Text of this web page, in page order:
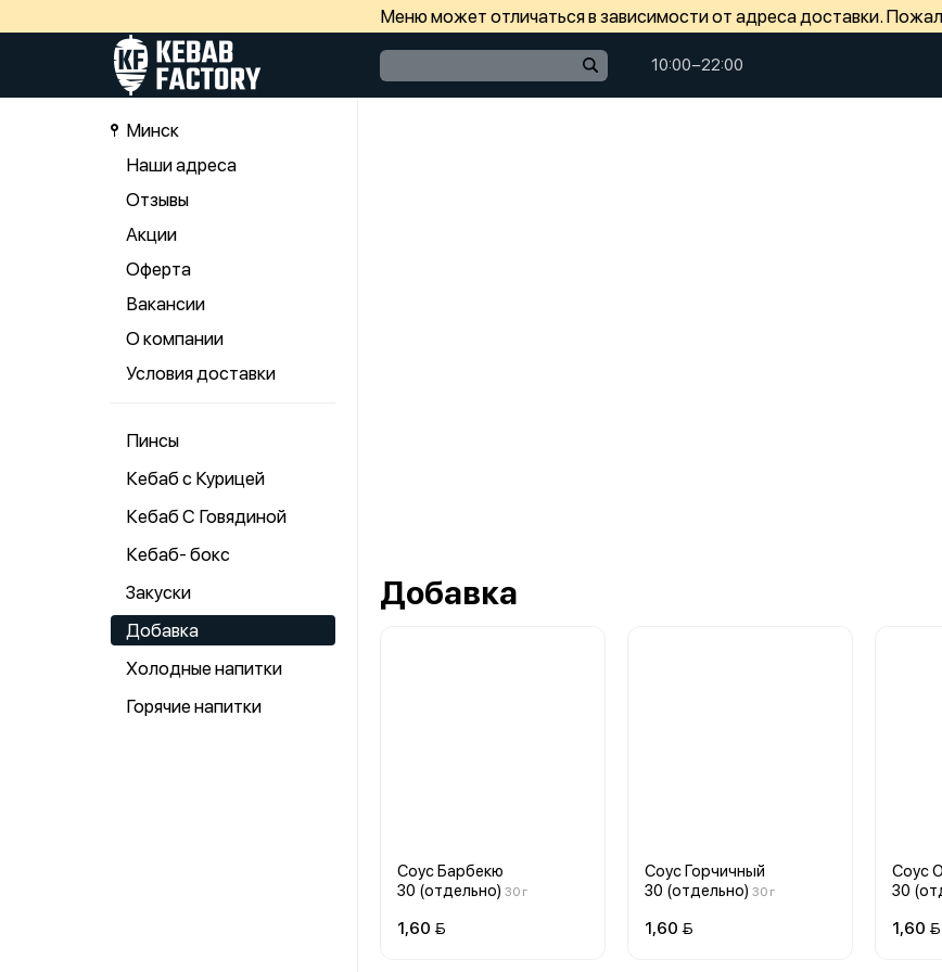
Меню может отличаться в зависимости от адреса доставки.
10:00−22:00
Минск
Наши адреса
Отзывы
Акции
Оферта
Вакансии
О компании
Условия доставки
Пинсы
Кебаб с Курицей
Кебаб С Говядиной
Кебаб- бокс
Закуски
Добавка
Холодные напитки
Горячие напитки
Добавка
Соус Барбекю
30 (отдельно) 30 г
1,60 
Соус Горчичный
30 (отдельно) 30 г
1,60 
Соус
30
1,60 